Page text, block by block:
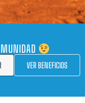
VER BENEFICIOS